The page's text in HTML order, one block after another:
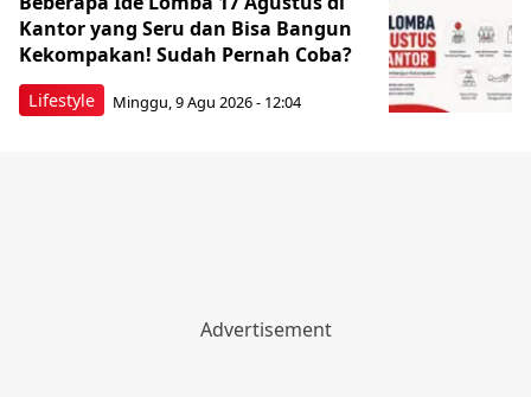
Lifestyle
Kantor yang Seru dan Bisa Bangun
Kekompakan! Sudah Pernah Coba?
Minggu, 9 Agu 2026 - 12:04